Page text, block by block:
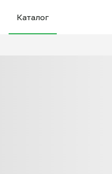
Каталог